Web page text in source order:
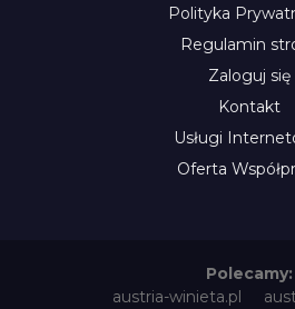
Polityka
Regulamin
Zaloguj się
Kontakt
Usługi
Oferta
Polecamy:
austria-winieta.pl